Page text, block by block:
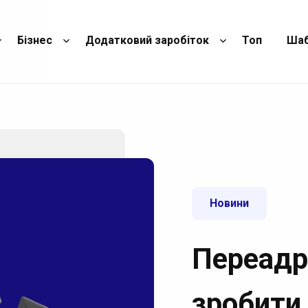
Бізнес Додатковий заробіток Топ
Новини